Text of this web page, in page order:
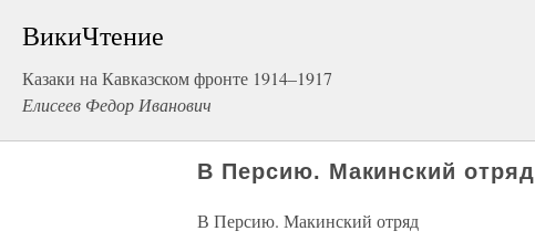
ВикиЧтение
Казаки на Кавказском фронте 1914–1917
Елисеев Федор Иванович
В Персию. Макинский отряд
В Персию. Макинский отряд